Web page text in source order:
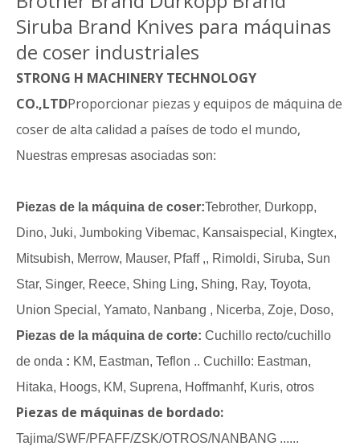
Siruba Brand Knives para máquinas
de coser industriales
STRONG H MACHINERY TECHNOLOGY
CO.,LTDProporcionar piezas y equipos de máquina de
coser de alta calidad a países de todo el mundo,
Nuestras empresas asociadas son:
Piezas de la máquina de coser:Tebrother, Durkopp,
Dino, Juki, Jumboking Vibemac, Kansaispecial, Kingtex,
Mitsubish, Merrow, Mauser, Pfaff ,, Rimoldi, Siruba, Sun
Star, Singer, Reece, Shing Ling, Shing, Ray, Toyota,
Union Special, Yamato, Nanbang , Nicerba, Zoje, Doso,
Piezas de la máquina de corte: Cuchillo recto/cuchillo
de onda : KM, Eastman, Teflon .. Cuchillo: Eastman,
Hitaka, Hoogs, KM, Suprena, Hoffmanhf, Kuris, otros
Piezas de máquinas de bordado:
Tajima/SWF/PFAFF/ZSK/OTROS/NANBANG ......